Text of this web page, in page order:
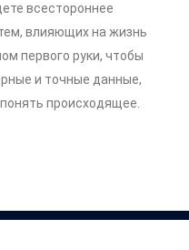
всестороннее
влияющих на жизнь
первого руки, чтобы
и точные данные,
происходящее.